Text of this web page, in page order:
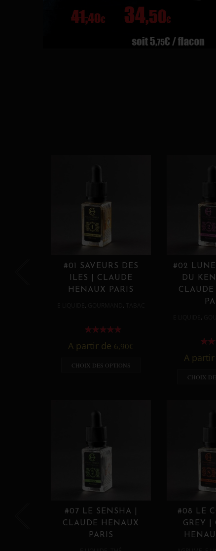
#01 SAVEURS DES
ILES | CLAUDE
HENAUX PARIS
, ,
A partir de 6,90€
CHOIX DES OPTIONS
#02 LUNE
DU
,
A
CHOIX
#07 LE SENSHA |
CLAUDE HENAUX
PARIS
#08 LE
GREY |